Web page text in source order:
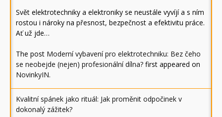
Svět elektrotechniky a elektroniky se neustále vyvíjí a s ním
rostou i nároky na přesnost, bezpečnost a efektivitu práce.
Ať už jde…
The post Moderní vybavení pro elektrotechniku: Bez čeho
se neobejde (nejen) profesionální dílna? first appeared on
NovinkyIN.
Kvalitní spánek jako rituál: Jak proměnit odpočinek v
dokonalý zážitek?